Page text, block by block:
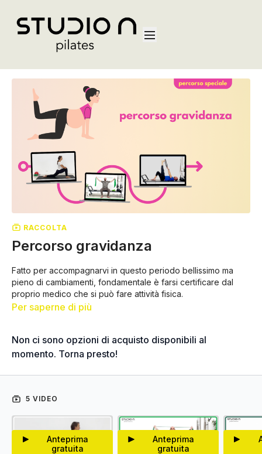
RACCOLTA
Percorso gravidanza
Fatto per accompagnarvi in questo periodo bellissimo ma
pieno di cambiamenti, fondamentale è farsi certificare dal
proprio medico che si può fare attività fisica.
Per saperne di più
Non ci sono opzioni di acquisto disponibili al
momento. Torna presto!
5 VIDEO
Anteprima
gratuita
Anteprima
gratuita